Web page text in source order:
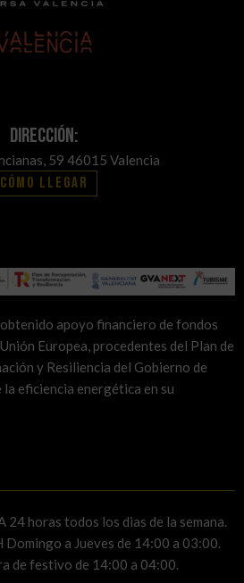
Dirección:
59 46015 Valencia
Cómo llegar
apoyo financiero de fondos
Europea, procedentes del Plan de
y Resiliencia del Gobierno de
la eficiencia energética en su
24 horas todos los dias de la semana.
Domingo a Jueves de 14:00 a 03:00.
de festivo de 14:00 a 04:00.